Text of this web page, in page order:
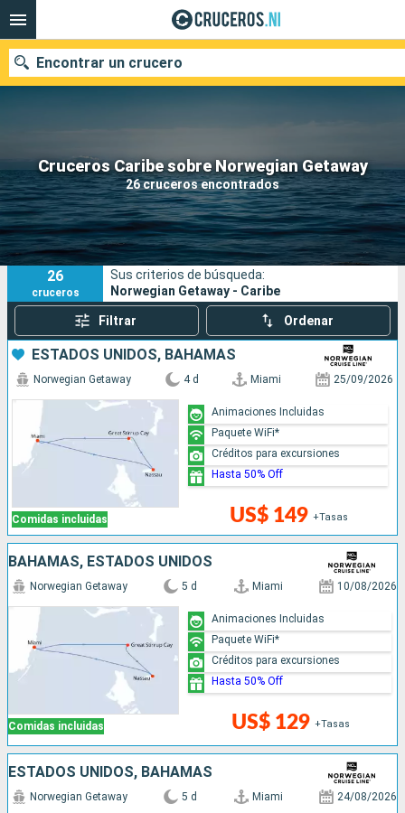
Cruceros Caribe sobre Norwegian Getaway
26 cruceros encontrados
Encontrar un crucero
Nuestros destinos
Fecha de salida
Puertos Compañías
Buscar
26
cruceros
Sus criterios de búsqueda:
Norwegian Getaway - Caribe
Filtrar Ordenar
ESTADOS UNIDOS, BAHAMAS
Comidas incluidas
Norwegian Getaway 4 d Miami 25/09/2026
US$ 149 +Tasas
Animaciones Incluidas
Paquete WiFi*
Créditos para excursiones
Hasta 50% Off
BAHAMAS, ESTADOS UNIDOS
Comidas incluidas
Norwegian Getaway 5 d Miami 10/08/2026
US$ 129 +Tasas
Animaciones Incluidas
Paquete WiFi*
Créditos para excursiones
Hasta 50% Off
ESTADOS UNIDOS, BAHAMAS
Norwegian Getaway 5 d Miami 24/08/2026